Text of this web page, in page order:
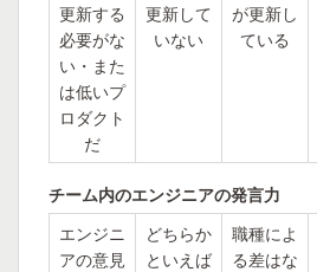
更新する
必要がな
い・また
は低いプ
ロダクト
だ
更新して
いない
が更新し
ている
チーム内のエンジニアの発言力
エンジニ
アの意見
どちらか
といえば
職種によ
る差はな